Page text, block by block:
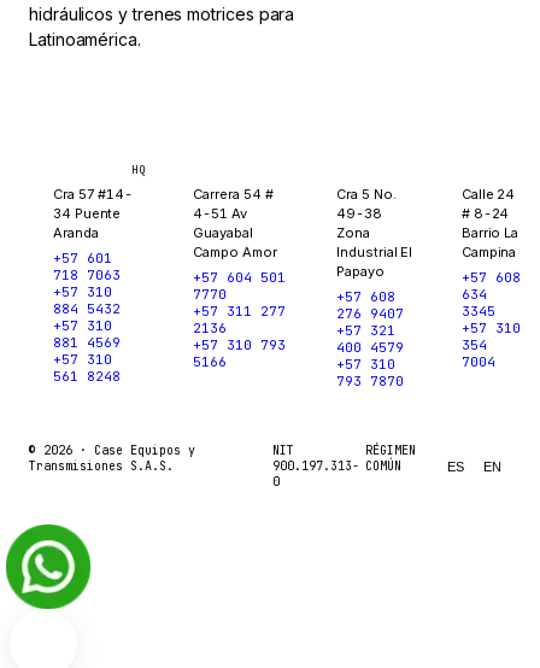
hidráulicos y trenes motrices para
Latinoamérica.
HQ
Cra 57 #14-
34 Puente
Aranda
+57 601
718 7063
+57 310
884 5432
+57 310
881 4569
+57 310
561 8248
Carrera 54 #
4-51 Av
Guayabal
Campo Amor
+57 604 501
7770
+57 311 277
2136
+57 310 793
5166
Cra 5 No.
49-38
Zona
Industrial El
Papayo
+57 608
276 9407
+57 321
400 4579
+57 310
793 7870
Calle 24
# 8-24
Barrio La
Campina
+57 608
634
3345
+57 310
354
7004
© 2026 · Case Equipos y
Transmisiones S.A.S.
NIT
900.197.313-
0
RÉGIMEN
COMÚN
ES EN